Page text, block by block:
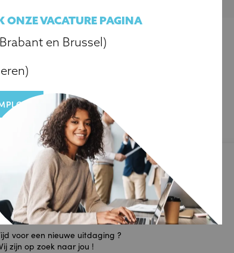
ZIJN OP ZOEK NAAR JOU !
voor een nieuwe uitdaging ?
zijn op zoek naar jou !
ONZE VACATURE PAGINA
en Brussel)